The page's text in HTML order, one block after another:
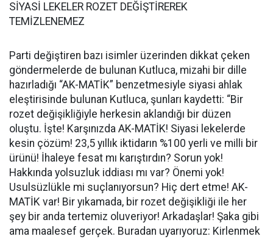
SİYASİ LEKELER ROZET DEĞİŞTİREREK
TEMİZLENEMEZ
Parti değiştiren bazı isimler üzerinden dikkat çeken
göndermelerde de bulunan Kutluca, mizahi bir dille
hazırladığı “AK-MATİK” benzetmesiyle siyasi ahlak
eleştirisinde bulunan Kutluca, şunları kaydetti: “Bir
rozet değişikliğiyle herkesin aklandığı bir düzen
oluştu. İşte! Karşınızda AK-MATİK! Siyasi lekelerde
kesin çözüm! 23,5 yıllık iktidarın %100 yerli ve milli bir
ürünü! İhaleye fesat mı karıştırdın? Sorun yok!
Hakkında yolsuzluk iddiası mı var? Önemi yok!
Usulsüzlükle mi suçlanıyorsun? Hiç dert etme! AK-
MATİK var! Bir yıkamada, bir rozet değişikliği ile her
şey bir anda tertemiz oluveriyor! Arkadaşlar! Şaka gibi
ama maalesef gerçek. Buradan uyarıyoruz: Kirlenmek